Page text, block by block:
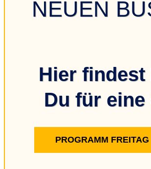
NEUEN
Hier findest
Du für
PROGRAMM FREITAG